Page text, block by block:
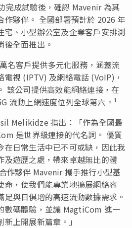
完成試驗後，確認 Mavenir 為其
作夥伴。 全國部署預計於 2026 年
宅、小型辦公室及企業客戶安排測
後全面推出。
名客戶提供多元化服務，涵蓋流
視 (IPTV) 及網絡電話 (VoIP)，
該公司提供高效能網絡連接，在
流動上網速度位列全球第六。¹
Melikidze 指出：「作為全國最
是世界級連接的代名詞。 優質
在日常生活中已不可或缺，因此我
及遊歷之處，帶來卓越無比的體
作夥伴 Mavenir 攜手推行小型基
命，使我們能專業地擴展網絡容
與日俱增的高速流動數據需求。
數碼體驗，並讓 MagtiCom 進一
上開展新篇章。」